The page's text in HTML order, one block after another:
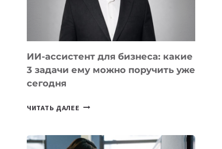
ТАДЖИКИСТАНА
ИИ-ассистент для бизнеса: какие
3 задачи ему можно поручить уже
сегодня
ЧИТАТЬ ДАЛЕЕ ИИ-
БИЗНЕСА: